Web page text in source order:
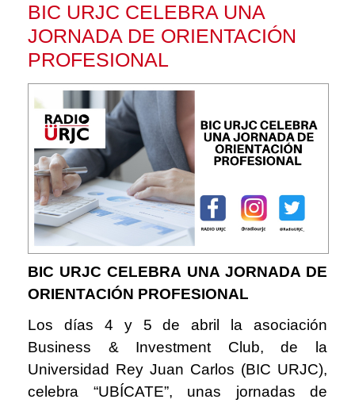
BIC URJC CELEBRA UNA
JORNADA DE ORIENTACIÓN
PROFESIONAL
BIC URJC CELEBRA UNA JORNADA DE
ORIENTACIÓN PROFESIONAL
Los días 4 y 5 de abril la asociación
Business & Investment Club, de la
Universidad Rey Juan Carlos (BIC URJC),
celebra “UBÍCATE”, unas jornadas de